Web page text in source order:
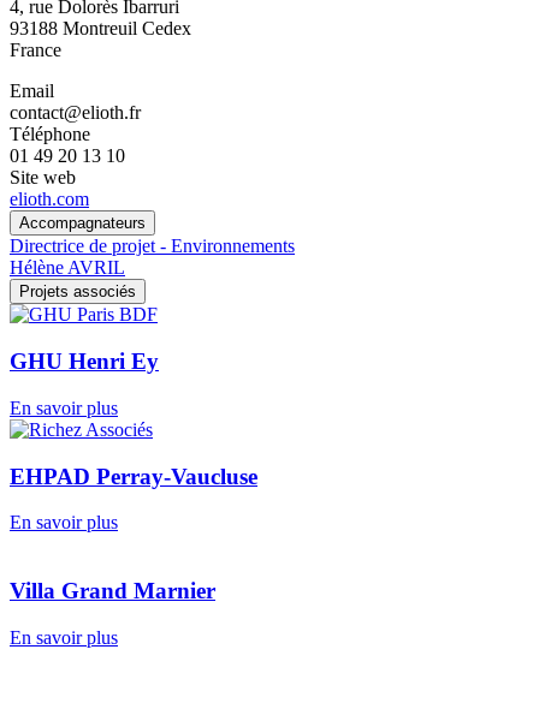
4, rue Dolorès Ibarruri
93188 Montreuil Cedex
France
Email
contact@elioth.fr
Téléphone
01 49 20 13 10
Site web
elioth.com
Accompagnateurs
Directrice de projet - Environnements
Hélène AVRIL
Projets associés
GHU Henri Ey
En savoir plus
EHPAD Perray-Vaucluse
En savoir plus
Villa Grand Marnier
En savoir plus